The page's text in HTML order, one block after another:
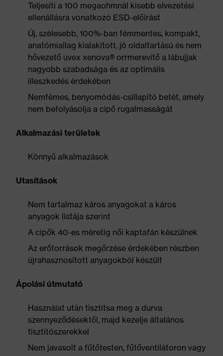
Teljesíti a 100 megaohmnál kisebb elvezetési
ellenállásra vonatkozó ESD-előírást
Új, szélesebb, 100%-ban fémmentes, kompakt,
anatómiailag kialakított, jó oldaltartású és nem
hővezető uvex xenova® orrmerevítő a lábujjak
nagyobb szabadsága és az optimális
illeszkedés érdekében
Nemfémes, benyomódás-csillapító betét, amely
nem befolyásolja a cipő rugalmasságát
Alkalmazási területek
Könnyű alkalmazások
Utasítások
Nem tartalmaz káros anyagokat a káros
anyagok listája szerint
A cipők 40-es méretig női kaptafán készülnek
Az erőforrások megőrzése érdekében részben
újrahasznosított anyagokból készült
Ápolási útmutató
Használat után tisztítsa meg a durva
szennyeződésektől, majd kezelje általános
tisztítószerekkel
Nem javasolt a fűtőtesten, fűtőventilátoron vagy